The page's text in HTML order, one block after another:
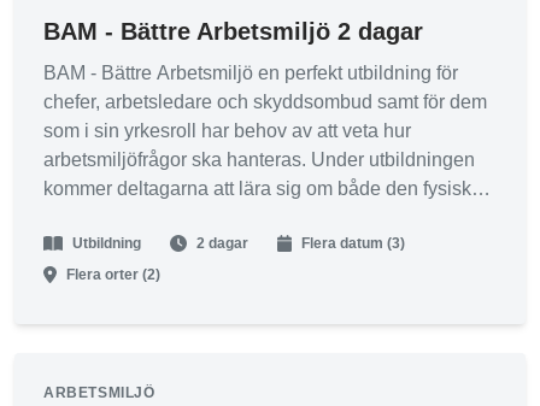
Vill du veta mer?
Kontaktainfo@foretagsutbildarna.se. Läs mer om våra
kursvillkorhär.
BAM - Bättre Arbetsmiljö 2 dagar
BAM - Bättre Arbetsmiljö en perfekt utbildning för
chefer, arbetsledare och skyddsombud samt för dem
som i sin yrkesroll har behov av att veta hur
arbetsmiljöfrågor ska hanteras. Under utbildningen
kommer deltagarna att lära sig om både den fysiska
arbeta för att förbättra dessa. Eftersom detta är en
grundutbildning så behövs inga förkunskaper.
Utbildning 2 dagar
Flera datum (3)
Flera orter (2)
ARBETSMILJÖ